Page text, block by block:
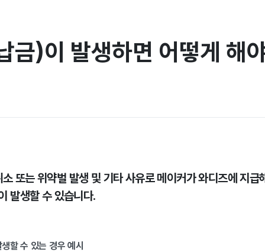
금)이 발생하면 어떻게 해
또는 위약벌 발생 및 기타 사유로 메이커가 와디즈에 지급
발생할 수 있습니다.
할 수 있는 경우 예시